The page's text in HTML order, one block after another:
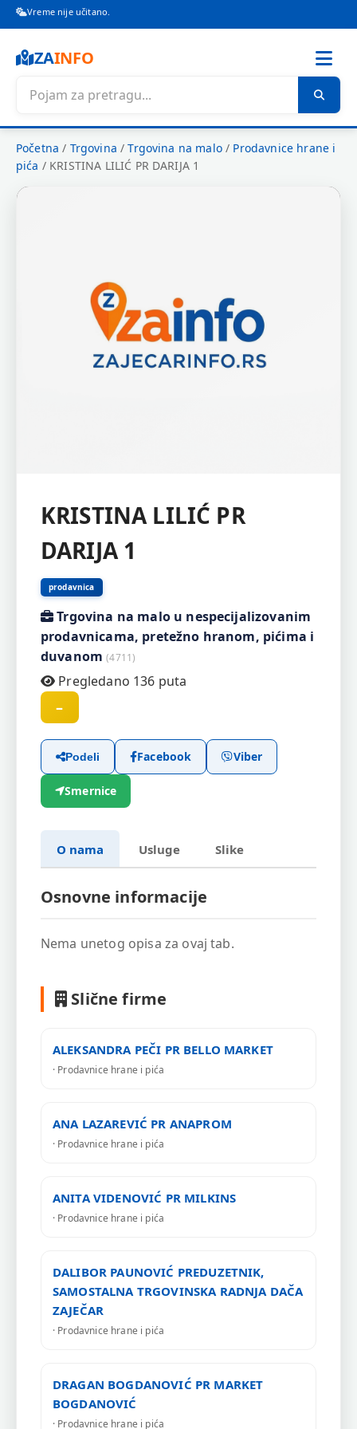
Vreme nije učitano.
ZAINFO
Početna / Trgovina /Trgovina na malo/ Prodavnice hrane i
pića / KRISTINA LILIĆ PR DARIJA 1
KRISTINA LILIĆ PR
DARIJA 1
prodavnica
Trgovina na malo u nespecijalizovanim
prodavnicama, pretežno hranom, pićima i
duvanom(4711)
Pregledano 136 puta
–
Podeli Facebook Viber
Smernice
O nama Usluge Slike
Osnovne informacije
Nema unetog opisa za ovaj tab.
Slične firme
ALEKSANDRA PEČI PR BELLO MARKET
· Prodavnice hrane i pića
ANA LAZAREVIĆ PR ANAPROM
· Prodavnice hrane i pića
ANITA VIDENOVIĆ PR MILKINS
· Prodavnice hrane i pića
DALIBOR PAUNOVIĆ PREDUZETNIK,
SAMOSTALNA TRGOVINSKA RADNJA DAČA
ZAJEČAR
· Prodavnice hrane i pića
DRAGAN BOGDANOVIĆ PR MARKET
BOGDANOVIĆ
· Prodavnice hrane i pića